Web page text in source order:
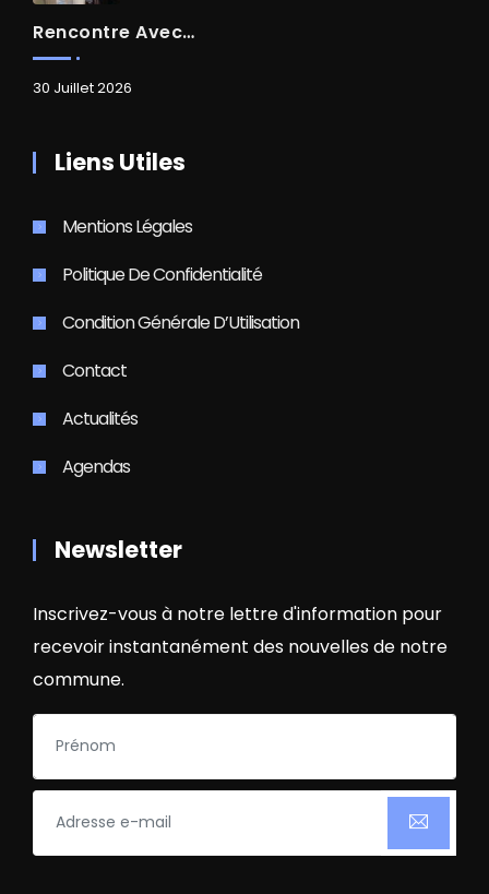
Rencontre Avec Madame Isabelle FAMARO
30 Juillet 2026
Liens Utiles
Mentions Légales
Politique De Confidentialité
Condition Générale D’Utilisation
Contact
Actualités
Agendas
Newsletter
Inscrivez-vous à notre lettre d'information pour
recevoir instantanément des nouvelles de notre
commune.